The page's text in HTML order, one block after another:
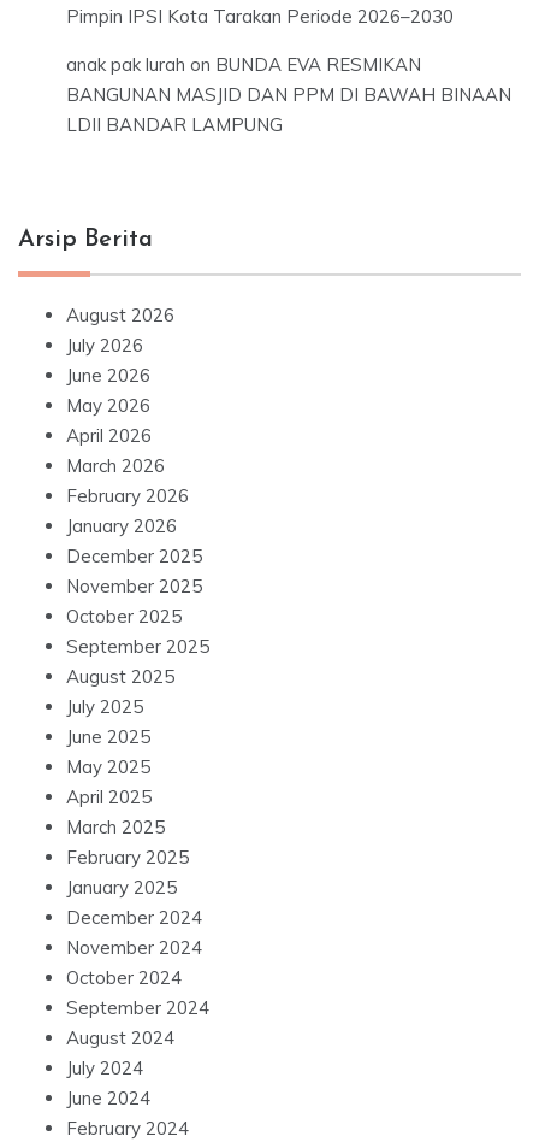
Pimpin IPSI Kota Tarakan Periode 2026–2030
anak pak lurah on BUNDA EVA RESMIKAN
BANGUNAN MASJID DAN PPM DI BAWAH BINAAN
LDII BANDAR LAMPUNG
Arsip Berita
August 2026
July 2026
June 2026
May 2026
April 2026
March 2026
February 2026
January 2026
December 2025
November 2025
October 2025
September 2025
August 2025
July 2025
June 2025
May 2025
April 2025
March 2025
February 2025
January 2025
December 2024
November 2024
October 2024
September 2024
August 2024
July 2024
June 2024
February 2024